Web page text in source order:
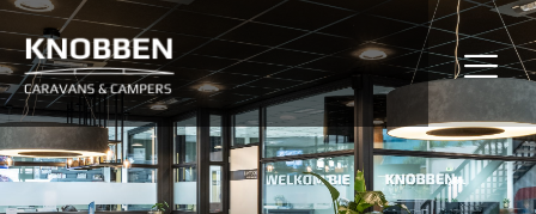
Ga
naar
de
inhoud
KAMPEERSEIZOEN 2023